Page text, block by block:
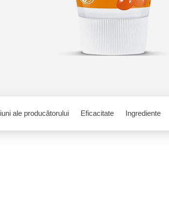
ale producătorului Eficacitate Ingrediente